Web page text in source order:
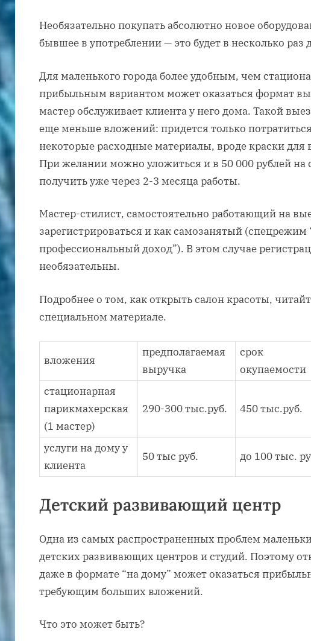
Необязательно покупать абсолютно новое
бывшее в употреблении — это будет в несколько раз
Для маленького города более удобным, чем
прибыльным вариантом может оказаться формат
мастер обслуживает клиента у него дома. Такой
еще меньше вложений: придется только
некоторые расходные материалы, вроде краски для
При желании можно уложиться и в 50 000 рублей на
получить уже через 2-3 месяца работы.
Мастер-стилист, самостоятельно работающий на
зарегистрироваться и как самозанятый (спецрежим
профессиональный доход”). В этом случае
необязательны.
Подробнее о том, как открыть салон красоты,
специальном материале.
вложения
предполагаемая
выручка
срок
окупаемости
стационарная
парикмахерская
(1 мастер)
290-300 тыс.руб. 450 тыс.руб.
услуги на дому у
клиента
50 тыс руб. до 100 тыс.
Детский развивающий центр
Одна из самых распространенных проблем
детских развивающих центров и студий. Поэтому
даже в формате “на дому” может оказаться
требующим больших вложений.
Что это может быть?